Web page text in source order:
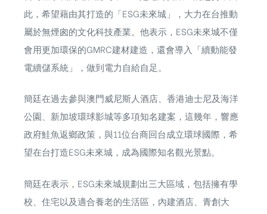
此，希望藉由其打造的「ESG未來城」，大力在台推動
屬於無煙囪的文化科技產業。他表示，ESG未來城不僅
會用更加環保的GMRC建材建造，還會導入「續動能發
電續儲系統」，做到電力自給自足。
簡廷在過去參與澳門威尼斯人酒店、香港迪士尼及海洋
公園、新加坡環球影城等多項知名建案，這幾年，響應
政府鮭魚返鄉政策，與11位台商回台成立環球國際，希
望在台打造ESG未來城，成為國際知名觀光景點。
簡廷在表示，ESG未來城規劃出三大區域，包括擁有學
校、住宅以及適合養老的生活區，內建酒店、青創大